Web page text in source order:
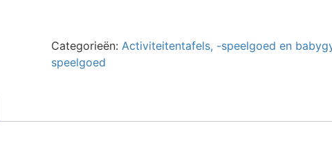
Categorieën: Activiteitentafels, -speelgoed en
speelgoed